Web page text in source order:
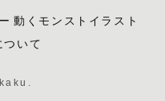
動くモンストイラスト
ついて